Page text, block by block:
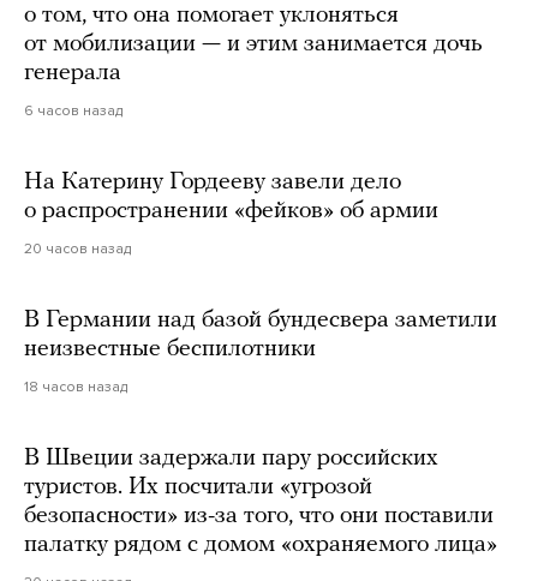
о том, что она помогает уклоняться
от мобилизации — и этим занимается дочь
генерала
6 часов назад
На Катерину Гордееву завели дело
о распространении «фейков» об армии
20 часов назад
В Германии над базой бундесвера заметили
неизвестные беспилотники
18 часов назад
В Швеции задержали пару российских
туристов. Их посчитали «угрозой
безопасности» из-за того, что они поставили
палатку рядом с домом «охраняемого лица»